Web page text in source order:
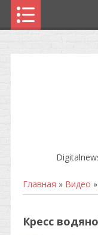
Главная » Видео »
Кресс